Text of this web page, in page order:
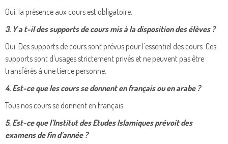
Oui, la présence aux cours est obligatoire.
3. Y a t-il des supports de cours mis à la disposition des élèves ?
Oui. Des supports de cours sont prévus pour l'essentiel des cours. Ces
supports sont d’usages strictement privés et ne peuvent pas être
transférés à une tierce personne.
4. Est-ce que les cours se donnent en français ou en arabe ?
Tous nos cours se donnent en français.
5. Est-ce que l’Institut des Etudes Islamiques prévoit des
examens de fin d’année ?